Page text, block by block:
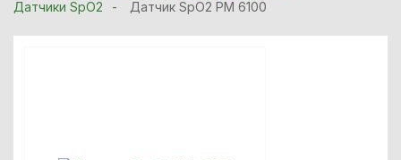
Датчики SpO2
Датчик SpO2 РМ 6100